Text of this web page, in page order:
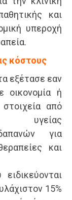
και
υπεροχή
κόστους
εξέτασε εαν
οικονομία ή
από
υγείας
για
και
15%